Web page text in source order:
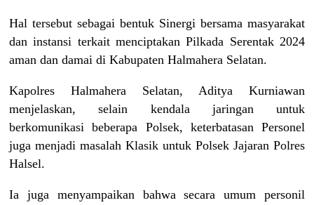
Hal tersebut sebagai bentuk Sinergi bersama masyarakat
dan instansi terkait menciptakan Pilkada Serentak 2024
aman dan damai di Kabupaten Halmahera Selatan.
Kapolres Halmahera Selatan, Aditya Kurniawan
menjelaskan, selain kendala jaringan untuk
berkomunikasi beberapa Polsek, keterbatasan Personel
juga menjadi masalah Klasik untuk Polsek Jajaran Polres
Halsel.
Ia juga menyampaikan bahwa secara umum personil